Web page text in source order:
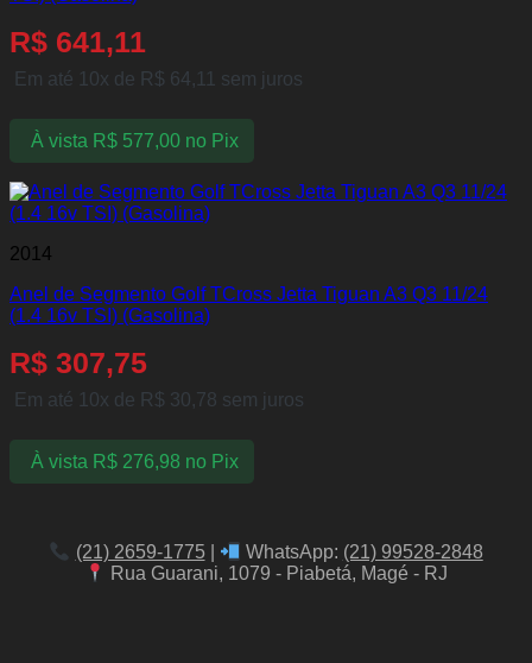
R$ 641,11
Em até 10x de R$ 64,11 sem juros
À vista R$577,00 no Pix
2014
Anel de Segmento Golf TCross Jetta Tiguan A3 Q3 11/24
(1.4 16v TSI) (Gasolina)
R$ 307,75
Em até 10x de R$ 30,78 sem juros
À vista R$276,98 no Pix
(21) 2659-1775| WhatsApp: (21) 99528-2848
Rua Guarani, 1079 - Piabetá, Magé - RJ